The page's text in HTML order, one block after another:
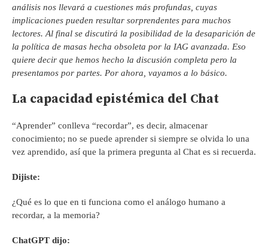
análisis nos llevará a cuestiones más profundas, cuyas
implicaciones pueden resultar sorprendentes para muchos
lectores. Al final se discutirá la posibilidad de la desaparición de
la política de masas hecha obsoleta por la IAG avanzada. Eso
quiere decir que hemos hecho la discusión completa pero la
presentamos por partes. Por ahora, vayamos a lo básico.
La capacidad epistémica del Chat
“Aprender” conlleva “recordar”, es decir, almacenar
conocimiento; no se puede aprender si siempre se olvida lo una
vez aprendido, así que la primera pregunta al Chat es si recuerda.
Dijiste:
¿Qué es lo que en ti funciona como el análogo humano a
recordar, a la memoria?
ChatGPT dijo: